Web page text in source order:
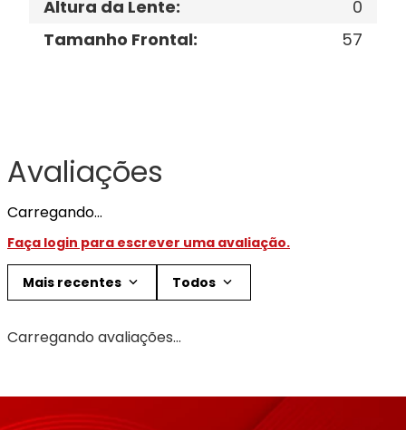
Altura da Lente:
0
Tamanho Frontal: 57
Avaliações
Carregando…
Faça login para escrever uma avaliação.
Mais recentes Todos
Carregando avaliações…